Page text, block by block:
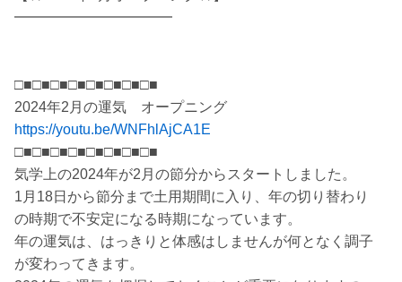
━━━━━━━━━━━
□■□■□■□■□■□■□■□■
2024年2月の運気 オープニング
https://youtu.be/WNFhlAjCA1E
□■□■□■□■□■□■□■□■
気学上の2024年が2月の節分からスタートしました。
1月18日から節分まで土用期間に入り、年の切り替わり
の時期で不安定になる時期になっています。
年の運気は、はっきりと体感はしませんが何となく調子
が変わってきます。